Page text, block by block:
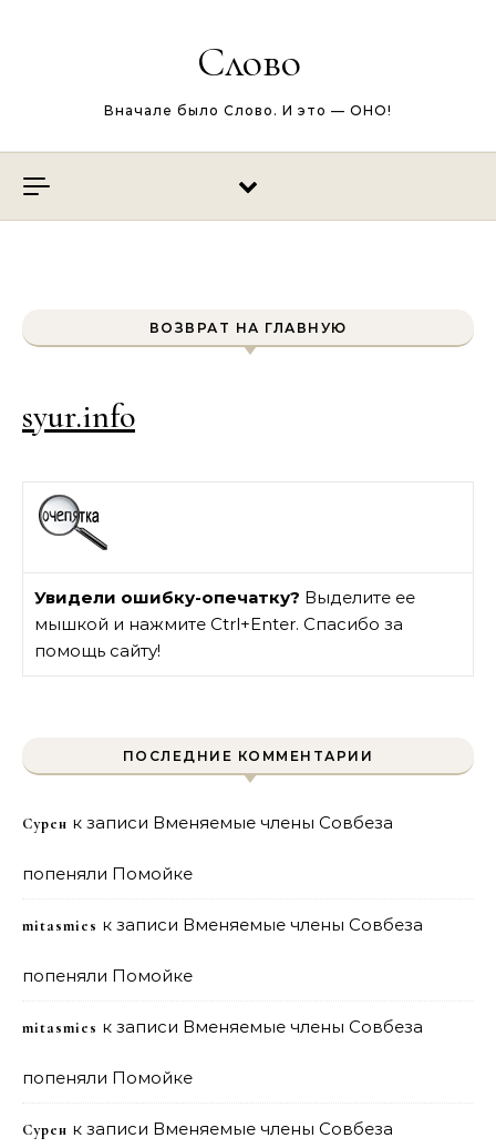
Слово
Вначале было Слово. И это — ОНО!
ВОЗВРАТ НА ГЛАВНУЮ
syur.info
Увидели ошибку-опечатку? Выделите ее
мышкой и нажмите Ctrl+Enter. Спасибо за
помощь сайту!
ПОСЛЕДНИЕ КОММЕНТАРИИ
Сурен к записи Вменяемые члены Совбеза
попеняли Помойке
mitasmies к записи Вменяемые члены Совбеза
попеняли Помойке
mitasmies к записи Вменяемые члены Совбеза
попеняли Помойке
Сурен к записи Вменяемые члены Совбеза